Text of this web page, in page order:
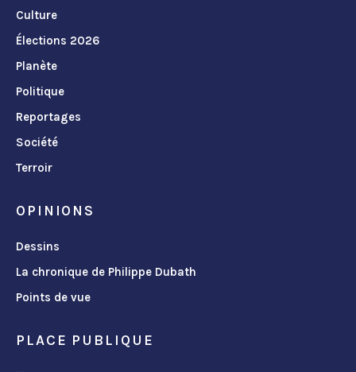
Culture
Élections 2026
Planète
Politique
Reportages
Société
Terroir
OPINIONS
Dessins
La chronique de Philippe Dubath
Points de vue
PLACE PUBLIQUE